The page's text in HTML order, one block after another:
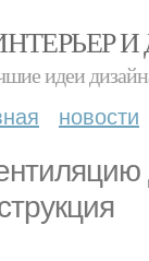
И
идеи
новости